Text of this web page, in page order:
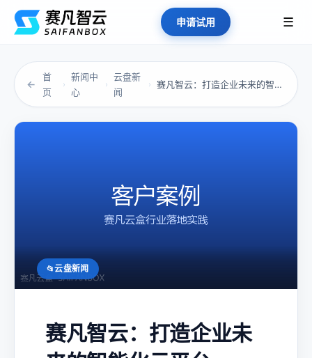
申请试用 ☰
←
首
页
›
新闻中
心
›
云盘新
闻
› 赛凡智云：打造企业未来的智能化云平台
云盘新闻
赛凡智云：打造企业未